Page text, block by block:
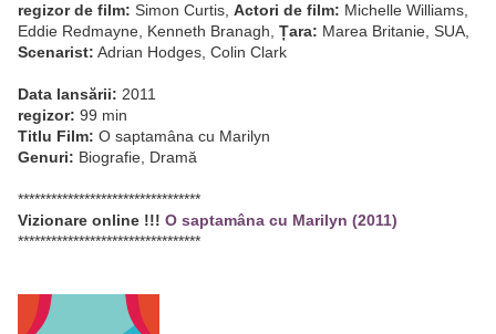
regizor de film: Simon Curtis, Actori de film: Michelle Williams,
Eddie Redmayne, Kenneth Branagh, Țara: Marea Britanie, SUA,
Scenarist: Adrian Hodges, Colin Clark
Data lansării: 2011
regizor: 99 min
Titlu Film: O saptamâna cu Marilyn
Genuri: Biografie, Dramă
*********************************
Vizionare online !!! O saptamâna cu Marilyn (2011)
*********************************